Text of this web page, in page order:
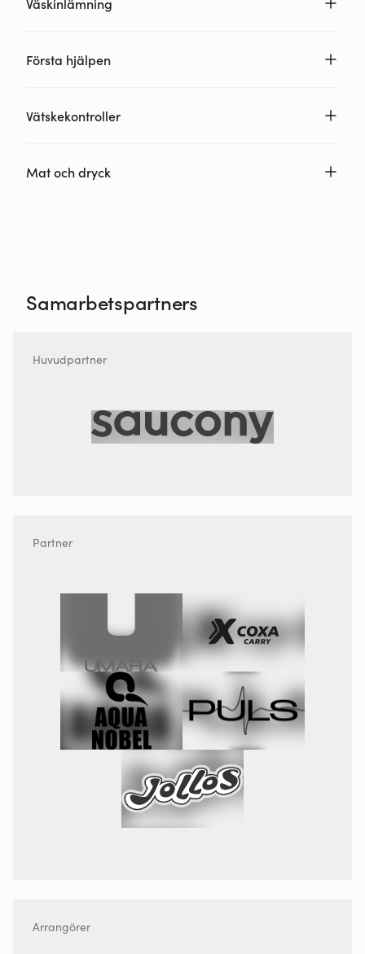
Första hjälpen
Vätskekontroller
Mat och dryck
Samarbetspartners
Huvudpartner
Partner
Arrangörer